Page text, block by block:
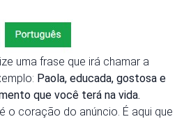
uma frase que irá chamar a
Paola, educada, gostosa e
que você terá na vida.
o coração do anúncio. É aqui que